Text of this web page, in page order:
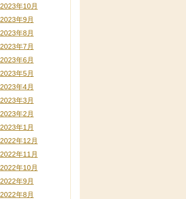
2023年10月
2023年9月
2023年8月
2023年7月
2023年6月
2023年5月
2023年4月
2023年3月
2023年2月
2023年1月
2022年12月
2022年11月
2022年10月
2022年9月
2022年8月